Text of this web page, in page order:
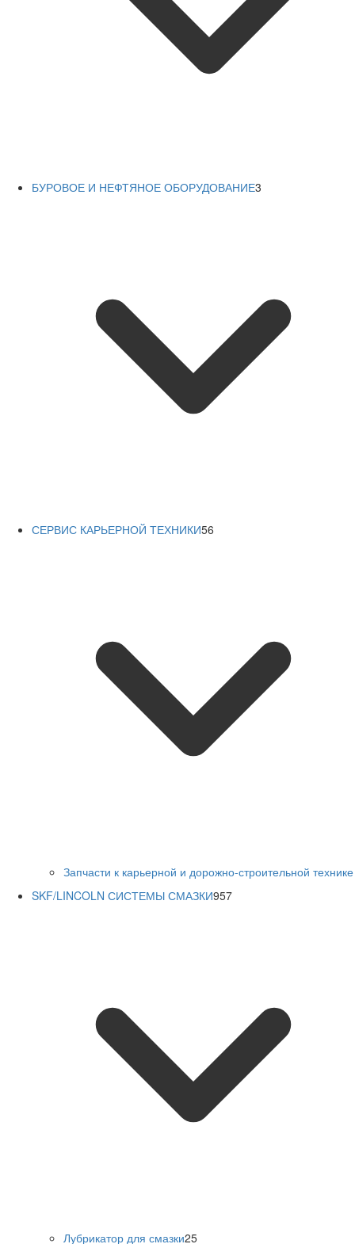
БУРОВОЕ И НЕФТЯНОЕ ОБОРУДОВАНИЕ3
СЕРВИС КАРЬЕРНОЙ ТЕХНИКИ56
Запчасти к карьерной и дорожно-строительной технике
SKF/LINCOLN СИСТЕМЫ СМАЗКИ957
Лубрикатор для смазки25